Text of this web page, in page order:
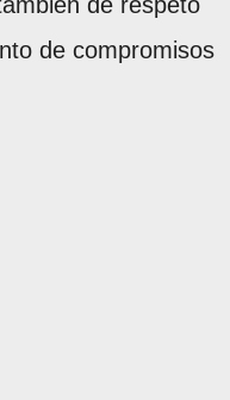
de compromisos